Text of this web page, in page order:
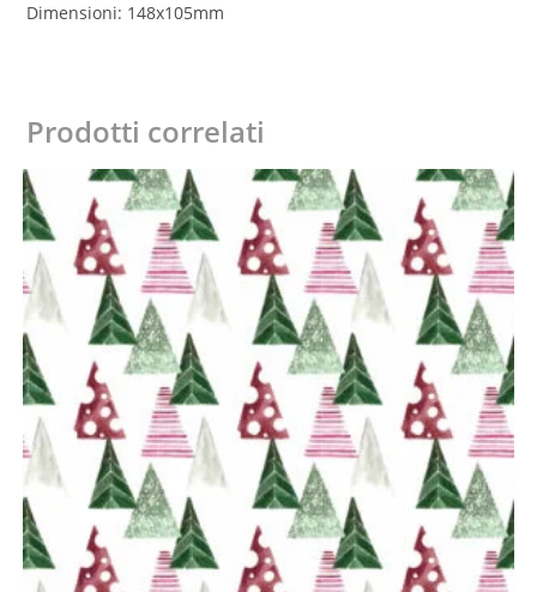
Dimensioni: 148x105mm
Prodotti correlati